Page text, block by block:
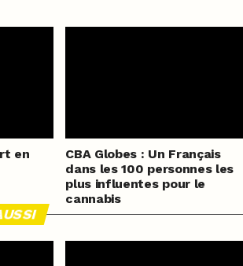
en
CBA Globes : Un Français
dans les 100 personnes les
plus influentes pour le
cannabis